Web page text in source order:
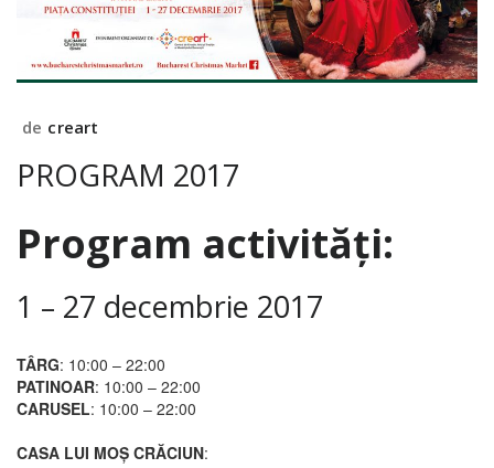
de creart
PROGRAM 2017
Program activități:
1 – 27 decembrie 2017
TÂRG: 10:00 – 22:00
PATINOAR: 10:00 – 22:00
CARUSEL: 10:00 – 22:00
CASA LUI MOȘ CRĂCIUN: